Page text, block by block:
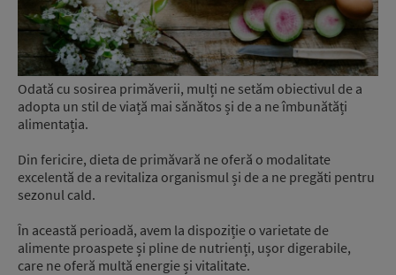
Odată cu sosirea primăverii, mulți ne setăm obiectivul de a
adopta un stil de viață mai sănătos și de a ne îmbunătăți
alimentația.
Din fericire, dieta de primăvară ne oferă o modalitate
excelentă de a revitaliza organismul și de a ne pregăti pentru
sezonul cald.
În această perioadă, avem la dispoziție o varietate de
alimente proaspete și pline de nutrienți, ușor digerabile,
care ne oferă multă energie și vitalitate.